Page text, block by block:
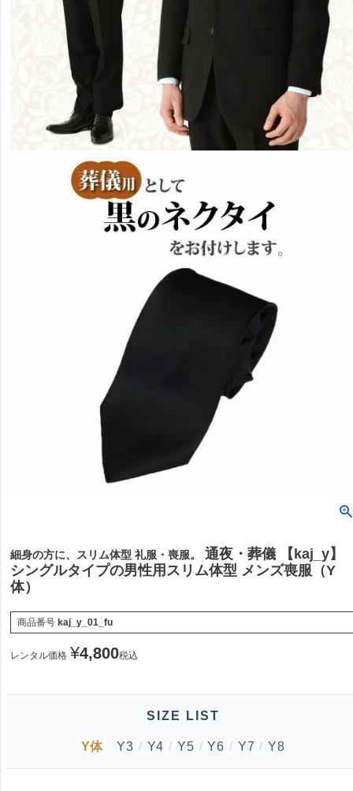
細身の方に、スリム体型 礼服・喪服。
通夜・葬儀 【kaj_y】
シングルタイプの男性用スリム体型 メンズ喪服（Y
体）
商品番号 kaj_y_01_fu
レンタル価格 ¥4,800税込
SIZE LIST
Y体 Y3 / Y4 / Y5 / Y6 / Y7 / Y8